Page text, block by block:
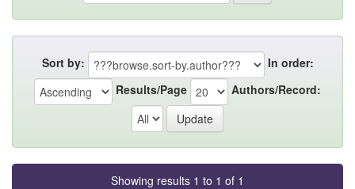
Sort by:
In order:
Results/Page
Authors/Record:
Showing results 1 to 1 of 1